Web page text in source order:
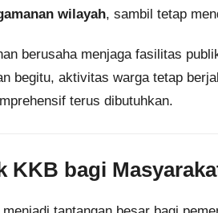
wilayah, sambil tetap
berusaha menjaga fasilitas
begitu, aktivitas warga tetap
terus dibutuhkan.
KKB bagi